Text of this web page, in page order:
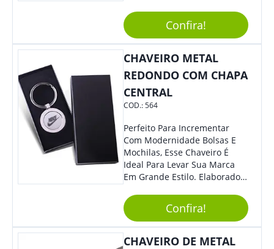
Sua Empresa Em Eventos,
Reuniões Corporativas Ou Até
Mesmo Para Presentear
Colaboradores E Parceiros De
Confira!
CHAVEIRO METAL
REDONDO COM CHAPA
CENTRAL
COD.:564
Perfeito Para Incrementar
Com Modernidade Bolsas E
Mochilas, Esse Chaveiro É
Ideal Para Levar Sua Marca
Em Grande Estilo. Elaborado A
O Brinde Se Adequa A
Diversos Públicos. Não Perca
A Chance De Elevar A
Visibilidade De Sua Empresa!
Confira!
CHAVEIRO DE METAL